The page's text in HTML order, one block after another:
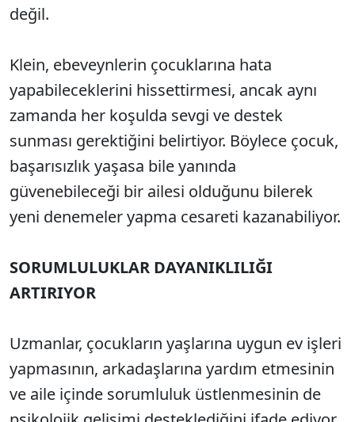
değil.
Klein, ebeveynlerin çocuklarına hata
yapabileceklerini hissettirmesi, ancak aynı
zamanda her koşulda sevgi ve destek
sunması gerektiğini belirtiyor. Böylece çocuk,
başarısızlık yaşasa bile yanında
güvenebileceği bir ailesi olduğunu bilerek
yeni denemeler yapma cesareti kazanabiliyor.
SORUMLULUKLAR DAYANIKLILIĞI
ARTIRIYOR
Uzmanlar, çocukların yaşlarına uygun ev işleri
yapmasının, arkadaşlarına yardım etmesinin
ve aile içinde sorumluluk üstlenmesinin de